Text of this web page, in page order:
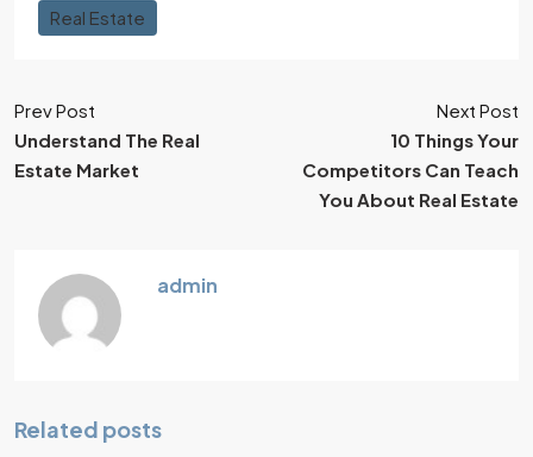
Real Estate
Prev Post
Understand The Real
Estate Market
Next Post
10 Things Your
Competitors Can Teach
You About Real Estate
admin
Related posts